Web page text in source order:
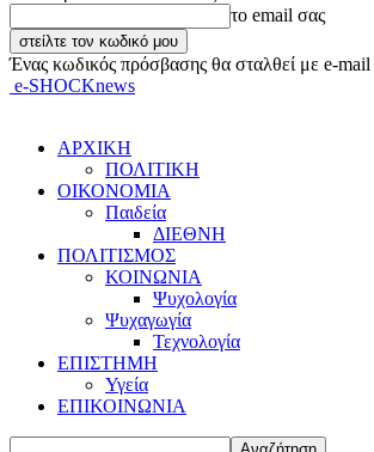
το email σας
Ένας κωδικός πρόσβασης θα σταλθεί με e-mail
e-SHOCKnews
ΑΡΧΙΚΗ
ΠΟΛΙΤΙΚΗ
ΟΙΚΟΝΟΜΙΑ
Παιδεία
ΔΙΕΘΝΗ
ΠΟΛΙΤΙΣΜΟΣ
ΚΟΙΝΩΝΙΑ
Ψυχολογία
Ψυχαγωγία
Τεχνολογία
ΕΠΙΣΤΗΜΗ
Υγεία
ΕΠΙΚΟΙΝΩΝΙΑ